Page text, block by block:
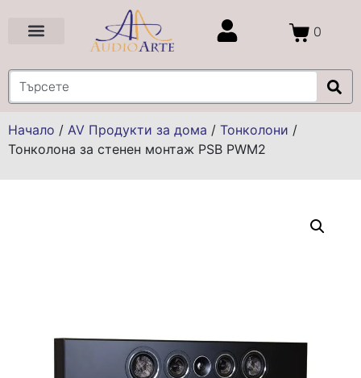
0
Начало / AV Продукти за дома / Тонколони /
Тонколона за стенен монтаж PSB PWM2